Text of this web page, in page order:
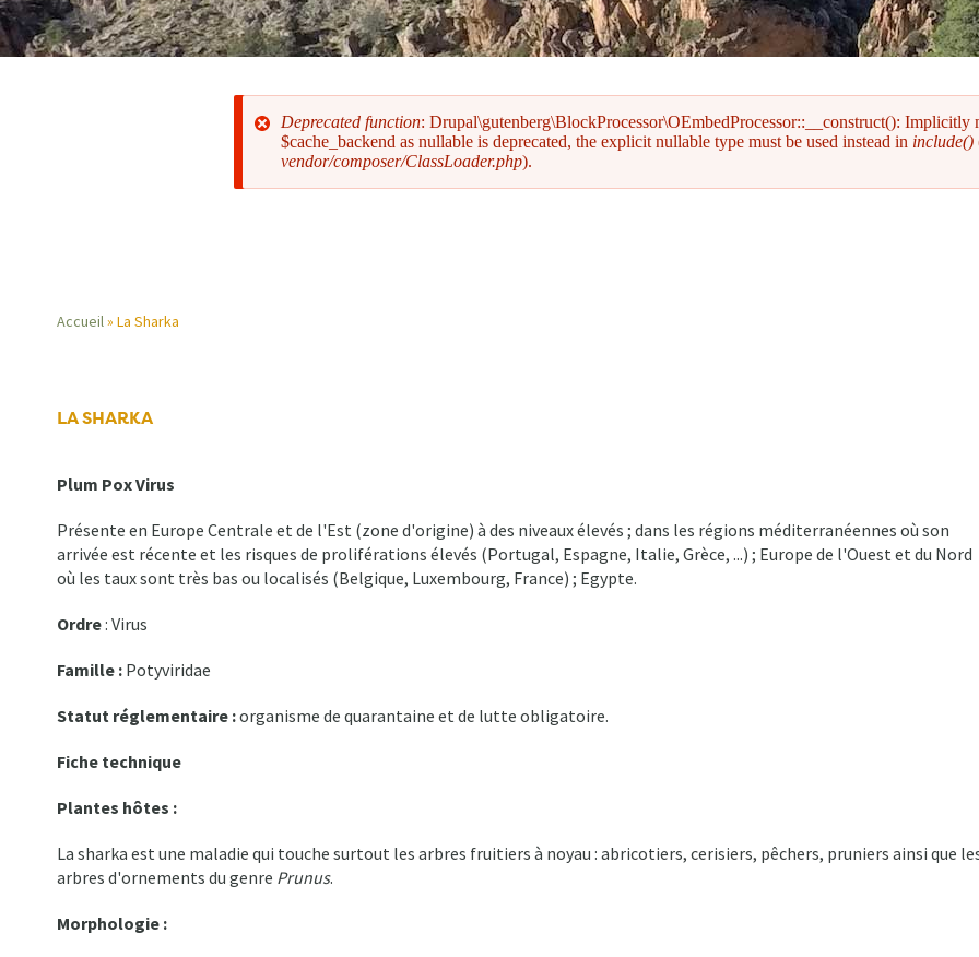
Message
Deprecated function: Drupal\gutenberg\BlockProcessor\OEmbedProcessor::__construct(): Implicitly
$cache_backend as nullable is deprecated, the explicit nullable type must be used instead in include()
vendor/composer/ClassLoader.php).
d'Ariane
Accueil La Sharka
LA SHARKA
Plum Pox Virus
Présente en Europe Centrale et de l'Est (zone d'origine) à des niveaux élevés ; dans les régions méditerranéennes où son
arrivée est récente et les risques de proliférations élevés (Portugal, Espagne, Italie, Grèce, ...) ; Europe de l'Ouest et du Nord
où les taux sont très bas ou localisés (Belgique, Luxembourg, France) ; Egypte.
Ordre: Virus
Famille : Potyviridae
Statut réglementaire :organisme de quarantaine et de lutte obligatoire.
Fiche technique
Plantes hôtes :
La sharka est une maladie qui touche surtout les arbres fruitiers à noyau : abricotiers, cerisiers, pêchers, pruniers ainsi que
arbres d'ornements du genre Prunus.
Morphologie :